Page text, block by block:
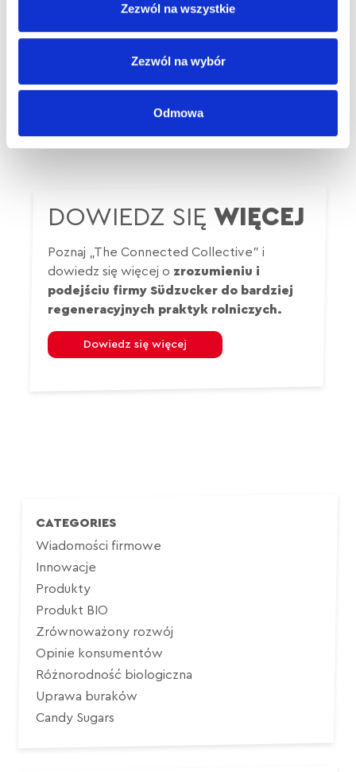
Zezwól na wszystkie
Zezwól na wybór
Odmowa
CATEGORIES
Wiadomości firmowe
Innowacje
Produkty
Produkt BIO
Zrównoważony rozwój
Opinie konsumentów
Różnorodność biologiczna
Uprawa buraków
Candy Sugars
pomóc w skuteczniejszym przekazaniu tych informacji.
Südzucker: Dziękujemy za odpowiedzi na wszystkie
pytania. Dziękujemy za poświęcony czas i mamy
Zrównoważonego Rolnictwa w Kirschgartshausen.
DOWIEDZ SIĘ WIĘCEJ
Poznaj „The Connected Collective” i
dowiedz się więcej o zrozumieniu i
podejściu firmy Südzucker do bardziej
regeneracyjnych praktyk rolniczych.
Dowiedz się więcej